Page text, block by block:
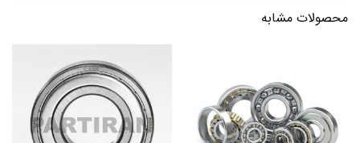
محصولات مشابه